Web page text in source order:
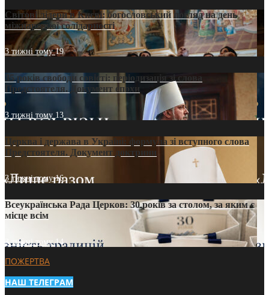
Світові лідери в Києві: богословський погляд на день
міжнародної солідарності
3 тижні тому19
35 років свободи совісті: періодизація зі слова
Предстоятеля. Документ епохи
3 тижні тому 13
Церква і держава в Україні: формула зі вступного слова
Предстоятеля. Документ доктрини
3 тижні тому16
Всеукраїнська Рада Церков: 30 років за столом, за яким є
місце всім
3 тижні тому14
ПОЖЕРТВА
НАШ ТЕЛЕГРАМ